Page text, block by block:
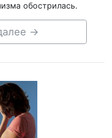
обострилась.
→